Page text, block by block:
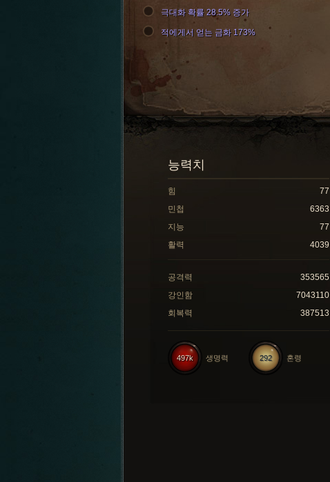
극대화 확률 28.5% 증가
적에게서 얻는 금화 173%
능력치
힘
77
민첩
6363
지능
77
활력
4039
공격력
353565
강인함
7043110
회복력
387513
292 혼령
497k 생명력